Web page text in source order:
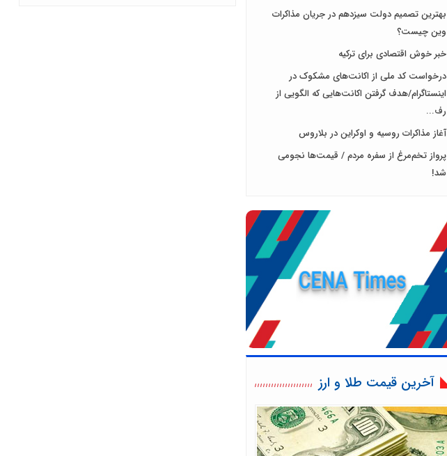
بهترین تصمیم دولت سیزدهم در جریان مذاکرات
وین چیست؟
خبر خوش اقتصادی برای ترکیه
درخواست کد ملی از اکانت‌های مشکوک در
اینستاگرام/هدف گرفتن اکانت‌هایی که الگویی از
رف...
آغاز مذاکرات روسیه و اوکراین در بلاروس
پرواز تخم‌مرغ از سفره مردم / قیمت‌ها نجومی
شد!
آخرین قیمت طلا و ارز